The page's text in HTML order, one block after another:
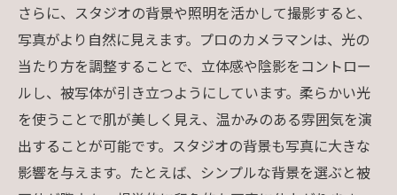
さらに、スタジオの背景や照明を活かして撮影すると、
写真がより自然に見えます。プロのカメラマンは、光の
当たり方を調整することで、立体感や陰影をコントロー
ルし、被写体が引き立つようにしています。柔らかい光
を使うことで肌が美しく見え、温かみのある雰囲気を演
出することが可能です。スタジオの背景も写真に大きな
影響を与えます。たとえば、シンプルな背景を選ぶと被